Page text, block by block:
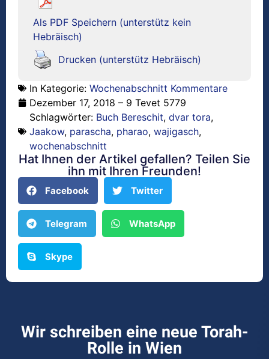
Als PDF Speichern (unterstütz kein
Hebräisch)
Drucken (unterstütz Hebräisch)
In Kategorie: Wochenabschnitt Kommentare
Dezember 17, 2018 – 9 Tevet 5779
Schlagwörter: Buch Bereschit, dvar tora,
Jaakow, parascha, pharao, wajigasch,
wochenabschnitt
Hat Ihnen der Artikel gefallen? Teilen Sie
ihn mit Ihren Freunden!
Facebook Twitter
Telegram WhatsApp
Skype
Wir schreiben eine neue Torah-
Rolle in Wien